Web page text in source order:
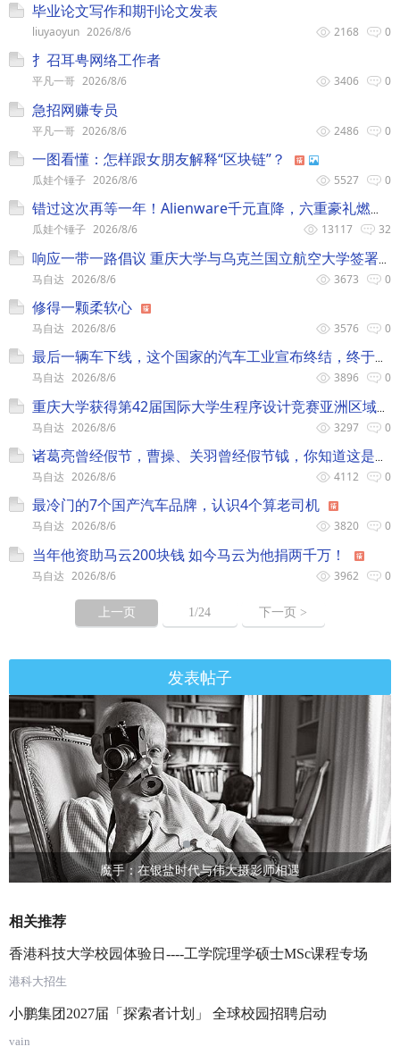
毕业论文写作和期刊论文发表
0
2168
liuyaoyun 2026/8/6
扌召耳甹网络工作者
0
3406
平凡一哥 2026/8/6
急招网赚专员
0
2486
平凡一哥 2026/8/6
一图看懂：怎样跟女朋友解释“区块链”？
0
5527
瓜娃个锤子 2026/8/6
错过这次再等一年！Alienware千元直降，六重豪礼燃爆双11！
32
13117
瓜娃个锤子 2026/8/6
0
3673
马自达 2026/8/6
修得一颗柔软心
0
3576
马自达 2026/8/6
最后一辆车下线，这个国家的汽车工业宣布终结，终于被美国搞垮了
0
3896
马自达 2026/8/6
0
3297
马自达 2026/8/6
0
4112
马自达 2026/8/6
最冷门的7个国产汽车品牌，认识4个算老司机
0
3820
马自达 2026/8/6
当年他资助马云200块钱 如今马云为他捐两千万！
0
3962
马自达 2026/8/6
上一页 1/24 下一页 >
发表帖子
大摄影师相遇 在重庆上大学是一种怎
相关推荐
香港科技大学校园体验日----工学院理学硕士MSc课程专场
港科大招生
小鹏集团2027届「探索者计划」 全球校园招聘启动
vain